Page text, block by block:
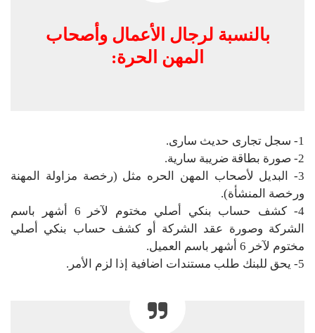
بالنسبة لرجال الأعمال وأصحاب
المهن الحرة:
1- سجل تجارى حديث سارى.
2- صورة بطاقة ضريبة سارية.
3- البديل لأصحاب المهن الحره مثل (رخصة مزاولة المهنة
ورخصة المنشأة).
4- كشف حساب بنكي أصلي مختوم لآخر 6 أشهر باسم
الشركة وصورة عقد الشركة أو كشف حساب بنكي أصلي
مختوم لآخر 6 أشهر باسم العميل.
5- يحق للبنك طلب مستندات اضافية إذا لزم الأمر.